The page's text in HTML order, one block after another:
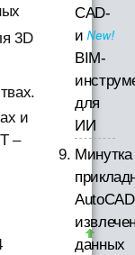
3D
и
–
CAD-
и
BIM-
для
ИИ
Минутка
данных